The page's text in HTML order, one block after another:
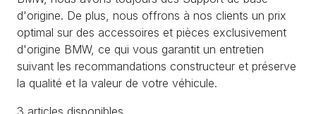
d'origine. De plus, nous offrons à nos clients un prix
optimal sur des accessoires et pièces exclusivement
d'origine BMW, ce qui vous garantit un entretien
suivant les recommandations constructeur et préserve
la qualité et la valeur de votre véhicule.
3 articles disponibles